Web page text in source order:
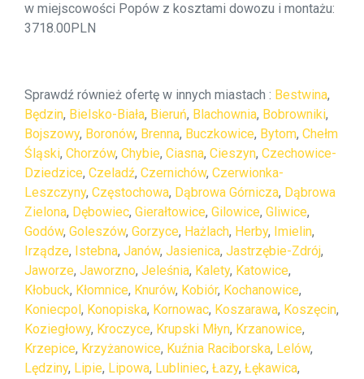
w miejscowości Popów z kosztami dowozu i montażu:
3718.00PLN
Sprawdź również ofertę w innych miastach : Bestwina,
Będzin, Bielsko-Biała, Bieruń, Blachownia, Bobrowniki,
Bojszowy, Boronów, Brenna, Buczkowice, Bytom, Chełm
Śląski, Chorzów, Chybie, Ciasna, Cieszyn, Czechowice-
Dziedzice, Czeladź, Czernichów, Czerwionka-
Leszczyny, Częstochowa, Dąbrowa Górnicza, Dąbrowa
Zielona, Dębowiec, Gierałtowice, Gilowice, Gliwice,
Godów, Goleszów, Gorzyce, Hażlach, Herby, Imielin,
Irządze, Istebna, Janów, Jasienica, Jastrzębie-Zdrój,
Jaworze, Jaworzno, Jeleśnia, Kalety, Katowice,
Kłobuck, Kłomnice, Knurów, Kobiór, Kochanowice,
Koniecpol, Konopiska, Kornowac, Koszarawa, Koszęcin,
Koziegłowy, Kroczyce, Krupski Młyn, Krzanowice,
Krzepice, Krzyżanowice, Kuźnia Raciborska, Lelów,
Lędziny, Lipie, Lipowa, Lubliniec, Łazy, Łękawica,